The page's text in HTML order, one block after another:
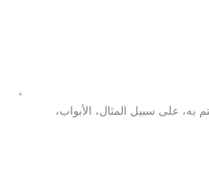
به، على سبيل المثال، الأبواب،